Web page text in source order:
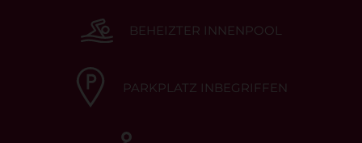
BEHEIZTER INNENPOOL
PARKPLATZ INBEGRIFFEN